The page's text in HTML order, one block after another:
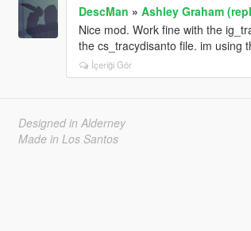
DescMan » Ashley Graham
Nice mod. Work fine with the
the cs_tracydisanto file. im using
İçeriği Gör
Designed in Alderney
Made in Los Santos